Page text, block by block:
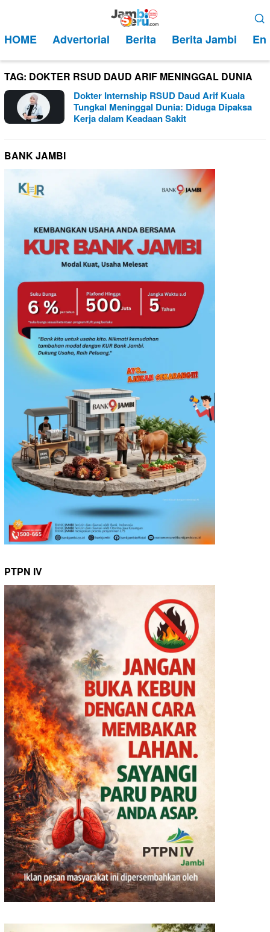
kontenMobile
HOME Advertorial Berita Berita Jambi
TAG: DOKTER RSUD DAUD ARIF MENINGGAL DUNIA
Dokter Internship RSUD Daud Arif Kuala
Tungkal Meninggal Dunia: Diduga Dipaksa
Kerja dalam Keadaan Sakit
BANK JAMBI
PTPN IV